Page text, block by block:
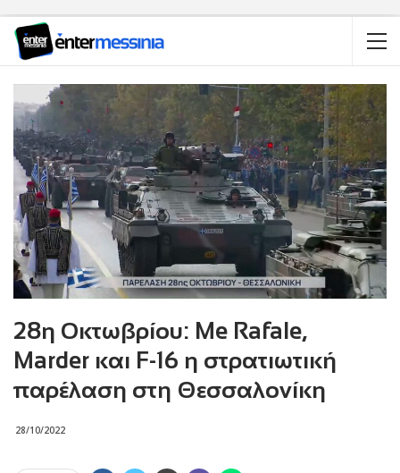
28η Οκτωβρίου: Me Rafale,
Marder και F-16 η στρατιωτική
παρέλαση στη Θεσσαλονίκη
28/10/2022